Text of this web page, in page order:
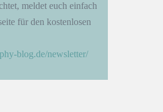
meldet euch einfach
für den kostenlosen
blog.de/newsletter/